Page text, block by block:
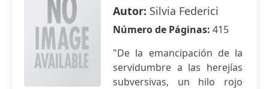
Autor: Silvia Federici
Número de Páginas: 415
"De la emancipación de la
servidumbre a las herejías
subversivas, un hilo rojo